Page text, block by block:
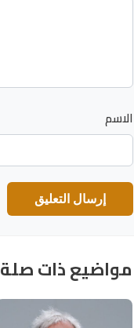
الاسم
مواضيع ذات صلة